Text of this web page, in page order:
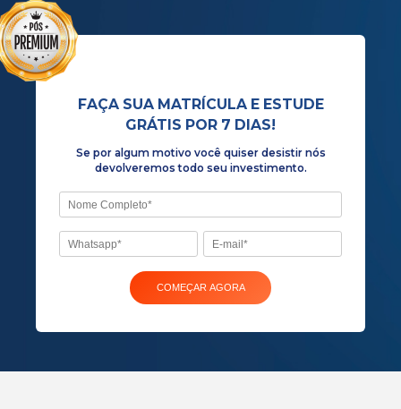
Convênios para estágios remunerados
Conclusão a partir de 6 meses com TCC
Vídeos documentários com qualidade e
cinema
Se por algum motivo você quiser